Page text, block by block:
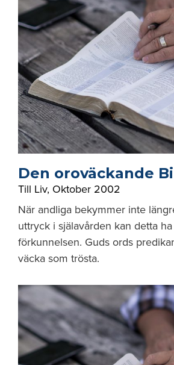
Den oroväckande
Till Liv, Oktober 2002
När andliga bekymmer inte
uttryck i själavården kan detta
förkunnelsen. Guds ords
väcka som trösta.